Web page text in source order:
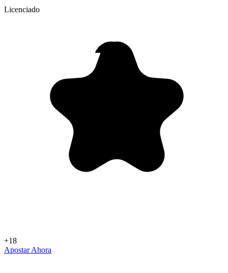
Licenciado
+18
Apostar Ahora